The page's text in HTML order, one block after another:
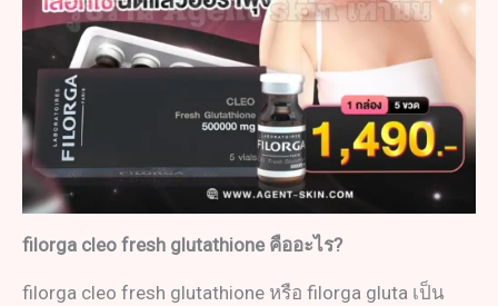
filorga cleo fresh glutathione คืออะไร?
filorga cleo fresh glutathione หรือ filorga gluta เป็น